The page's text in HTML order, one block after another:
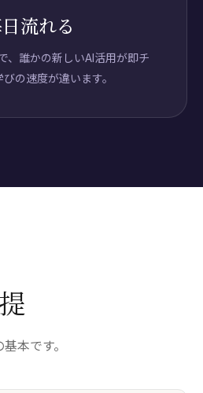
流れる
、誰かの新しいAI活用が即チ
の速度が違います。
本です。